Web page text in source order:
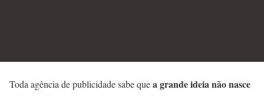
Toda agência de publicidade sabe quea grande ideia não nasce